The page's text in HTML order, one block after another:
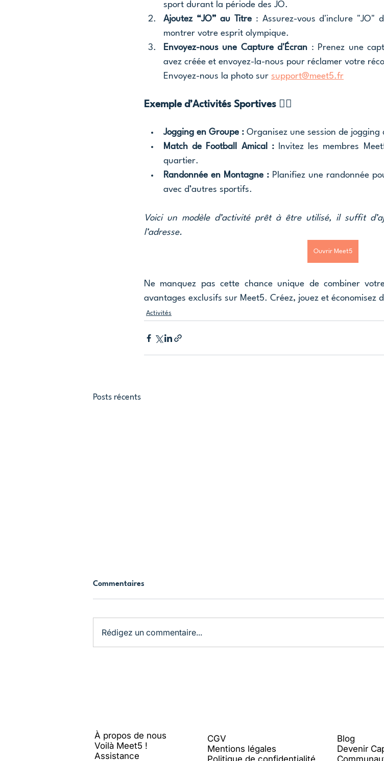
sport durant la période des JO.
Ajoutez “JO” au Titre : Assurez-vous d'inclure "JO"
montrer votre esprit olympique.
Envoyez-nous une Capture d'Écran : Prenez une
avez créée et envoyez-la-nous pour réclamer votre
Envoyez-nous la photo sur support@meet5.fr
Exemple d’Activités Sportives 🚴‍♀️
Jogging en Groupe : Organisez une session de
Match de Football Amical : Invitez les membres
quartier.
Randonnée en Montagne : Planifiez une randonnée
avec d’autres sportifs.
Voici un modèle d’activité prêt à être utilisé, il suffit
l’adresse.
Ouvrir Meet5
Ne manquez pas cette chance unique de combiner
avantages exclusifs sur Meet5. Créez, jouez et économisez
Activités
Posts récents
Commentaires
Rédigez un commentaire...
À propos de nous
Voilà Meet5 !
Assistance
CGV
Mentions légales
Blog
Devenir